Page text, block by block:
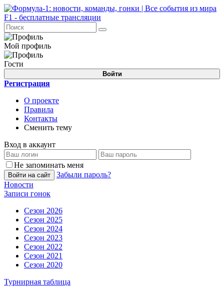
Мой профиль
Гости
Войти
Регистрация
О проекте
Правила
Контакты
Сменить тему
Вход в аккаунт
Не запоминать меня
Войти на сайт
Забыли пароль?
Новости
Записи гонок
Сезон 2026
Сезон 2025
Сезон 2024
Сезон 2023
Сезон 2022
Сезон 2021
Сезон 2020
Турнирная таблица